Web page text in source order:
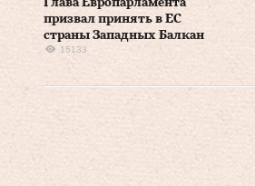
Глава Европарламента
призвал принять в ЕС
страны Западных Балкан
15133